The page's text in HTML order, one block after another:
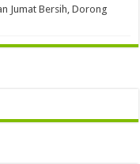
Jumat Bersih, Dorong